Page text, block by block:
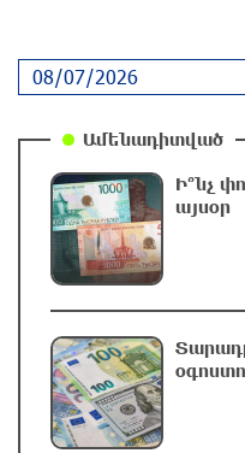
Մալաթիա-
տապալվել
Իրանը և
Հորմուզի
կառուցվածքը
8-ամյա Մոնթե
Քոսակյանը
գագաթը
Ամենադիտված
Ի՞նչ
այսօր